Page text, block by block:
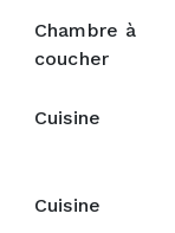
Chambre à
coucher
Cuisine
Cuisine